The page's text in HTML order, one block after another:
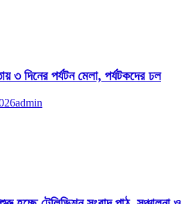
দিনের পর্যটন মেলা, পর্যটকদের ঢল
admin